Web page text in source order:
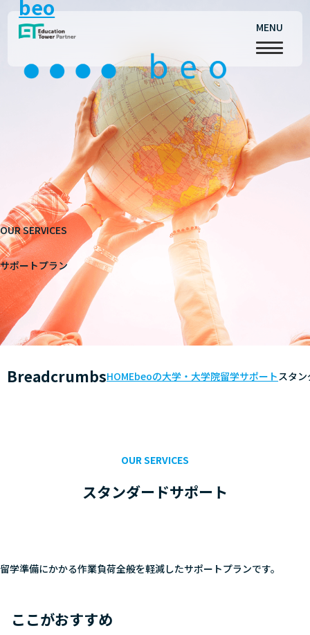
beo
MENU
OUR SERVICES
サポートプラン
BreadcrumbsHOMEbeoの大学・大学院留学サポートスタ
OUR SERVICES
スタンダードサポート
留学準備にかかる作業負荷全般を軽減したサポートプランです。
ここがおすすめ